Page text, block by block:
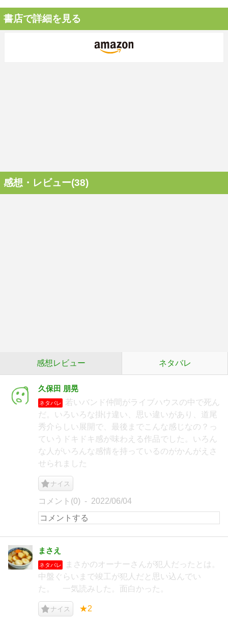
書店で詳細を見る
感想・レビュー(38)
感想レビュー ネタバレ
久保田 朋晃
ネタバレ
若いバンド仲間がライブハウスの中で死ん
だ。いろいろな掛け違い、思い違いがあり、道尾
秀介らしい展開で、最後までこんな感じなの？っ
ていうドキドキ感が味わえる作品でした。いろん
な人がいろんな感情を持っているのがかんがえさ
せられました
ナイス
コメント(0) 2022/06/04
まさえ
ネタバレ
まさかのオーナーさんが犯人だったとは。
中盤ぐらいまで竣工が犯人だと思い込んでい
た。 一気読みした。面白かった。
ナイス ★2